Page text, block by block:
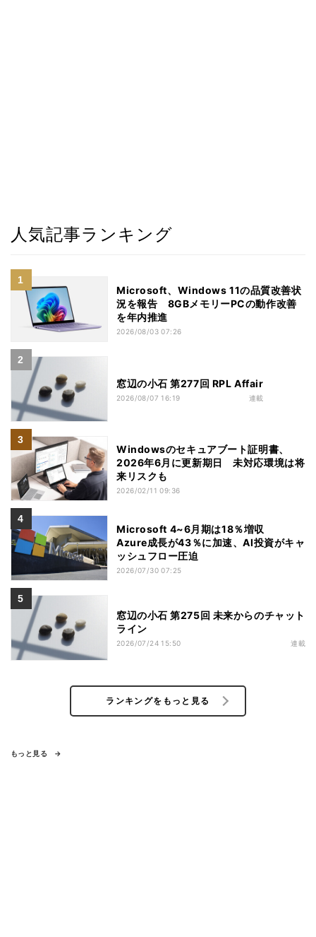
人気記事ランキング
Microsoft、Windows 11の品質改善状
況を報告 8GBメモリーPCの動作改善
を年内推進
2026/08/03 07:26
窓辺の小石 第277回 RPL Affair
2026/08/07 16:19 連載
Windowsのセキュアブート証明書、
2026年6月に更新期日 未対応環境は将
来リスクも
2026/02/11 09:36
Microsoft 4~6月期は18％増収
Azure成長が43％に加速、AI投資がキャ
ッシュフロー圧迫
2026/07/30 07:25
窓辺の小石 第275回 未来からのチャット
ライン
2026/07/24 15:50 連載
ランキングをもっと見る
もっと見る